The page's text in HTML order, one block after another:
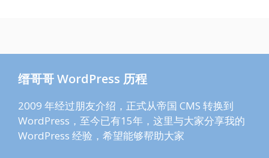
缙哥哥 WordPress 历程
2009 年经过朋友介绍，正式从帝国 CMS 转换到
WordPress，至今已有15年，这里与大家分享我的
WordPress 经验，希望能够帮助大家